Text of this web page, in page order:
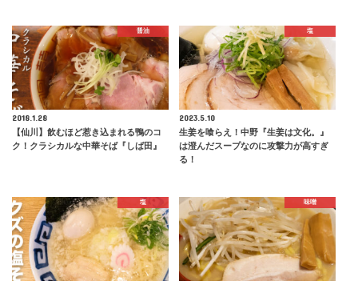
醤油
2018.1.28
【仙川】飲むほど惹き込まれる鴨のコ
ク！クラシカルな中華そば『しば田』
塩
2023.5.10
生姜を喰らえ！中野『生姜は文化。』
は澄んだスープなのに攻撃力が高すぎ
る！
塩 味噌